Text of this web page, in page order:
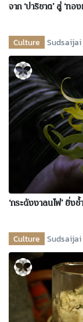
จาก ‘ปาริชาต’ สู่ ‘ท
Culture Sudsaijai
‘กระดังงาลนไฟ’ ยิ่ง
Culture Sudsaijai